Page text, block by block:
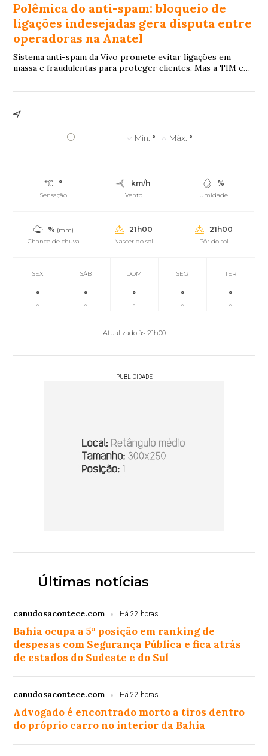
Polêmica do anti-spam: bloqueio de
ligações indesejadas gera disputa entre
operadoras na Anatel
Sistema anti-spam da Vivo promete evitar ligações em
massa e fraudulentas para proteger clientes. Mas a TIM e
legítimas e importantes.
° Mín. ° Máx. °
°
Sensação
km/h
Vento
%
Umidade
% (mm)
Chance de chuva
21h00
Nascer do sol
21h00
Pôr do sol
SEX
°
°
SÁB
°
°
DOM
°
°
SEG
°
°
TER
°
°
Atualizado às 21h00
PUBLICIDADE
Últimas notícias
canudosacontece.com Há 22 horas
Bahia ocupa a 5ª posição em ranking de
despesas com Segurança Pública e fica atrás
de estados do Sudeste e do Sul
canudosacontece.com Há 22 horas
Advogado é encontrado morto a tiros dentro
do próprio carro no interior da Bahia